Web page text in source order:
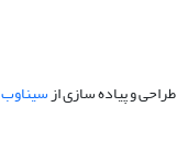
طراحی و پیاده سازی ازسیناوب